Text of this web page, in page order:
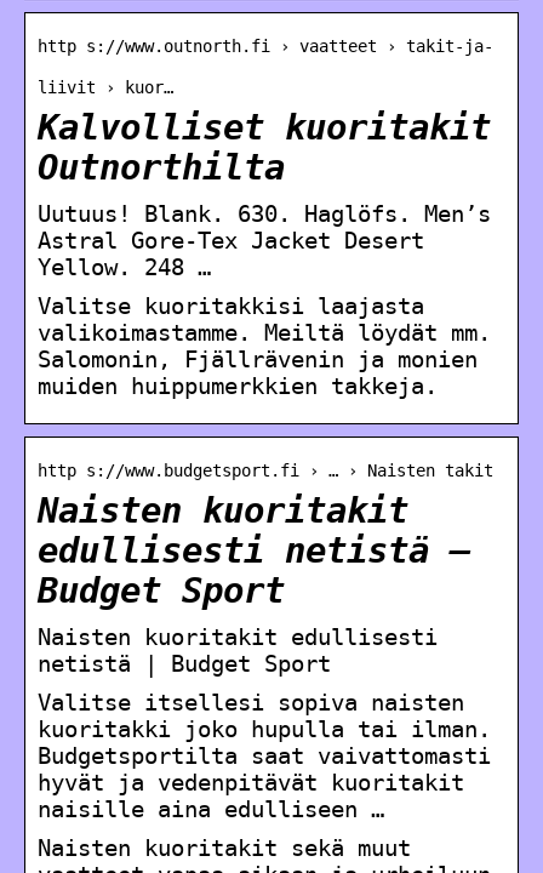
http s://www.outnorth.fi › vaatteet › takit-ja-
liivit › kuor…
Kalvolliset kuoritakit
Outnorthilta
Uutuus! Blank. 630. Haglöfs. Men’s
Astral Gore-Tex Jacket Desert
Yellow. 248 …
Valitse kuoritakkisi laajasta
valikoimastamme. Meiltä löydät mm.
Salomonin, Fjällrävenin ja monien
muiden huippumerkkien takkeja.
http s://www.budgetsport.fi › … › Naisten takit
Naisten kuoritakit
edullisesti netistä –
Budget Sport
Naisten kuoritakit edullisesti
netistä | Budget Sport
Valitse itsellesi sopiva naisten
kuoritakki joko hupulla tai ilman.
Budgetsportilta saat vaivattomasti
hyvät ja vedenpitävät kuoritakit
naisille aina edulliseen …
Naisten kuoritakit sekä muut